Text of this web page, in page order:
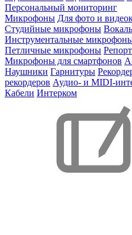
Персональный мониторинг
Микрофоны Для фото и
Студийные микрофоны
Инструментальные
Петличные микрофоны
Микрофоны для смартфонов
Наушники Гарнитуры
рекордеров Аудио- и MIDI-
Кабели Интерком